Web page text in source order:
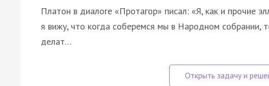
Платон в диалоге «Протагор» писал: «Я, как и прочие
я вижу, что когда соберемся мы в Народном собрании,
делат…